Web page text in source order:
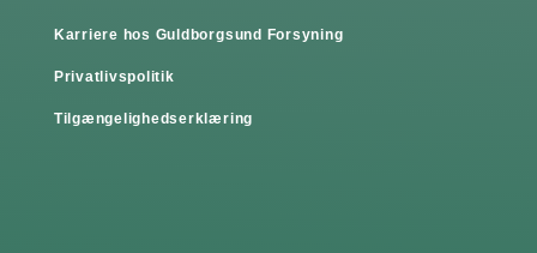
Karriere hos Guldborgsund Forsyning
Privatlivspolitik
Tilgængelighedserklæring